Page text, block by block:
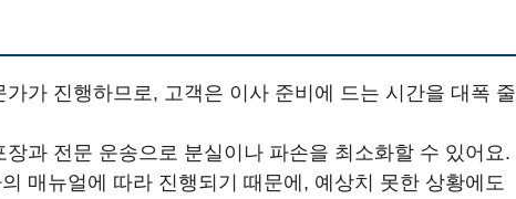
가가 진행하므로, 고객은 이사 준비에 드는 시간을 대폭 줄
장과 전문 운송으로 분실이나 파손을 최소화할 수 있어요.
매뉴얼에 따라 진행되기 때문에, 예상치 못한 상황에도